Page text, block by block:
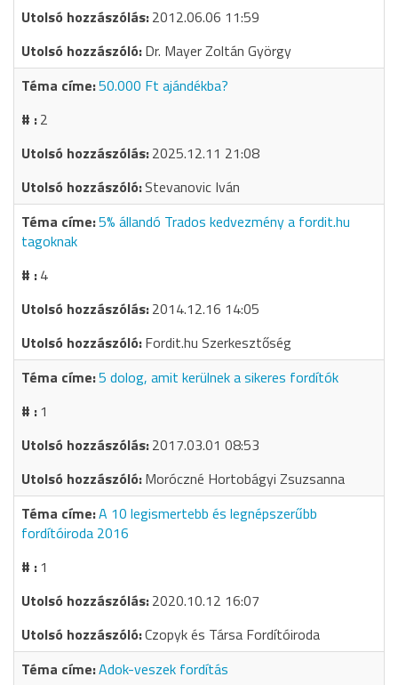
2012.06.06 11:59
Dr. Mayer Zoltán György
50.000 Ft ajándékba?
2
2025.12.11 21:08
Stevanovic Iván
5% állandó Trados kedvezmény a fordit.hu
tagoknak
4
2014.12.16 14:05
Fordit.hu Szerkesztőség
5 dolog, amit kerülnek a sikeres fordítók
1
2017.03.01 08:53
Moróczné Hortobágyi Zsuzsanna
A 10 legismertebb és legnépszerűbb
fordítóiroda 2016
1
2020.10.12 16:07
Czopyk és Társa Fordítóiroda
Adok-veszek fordítás